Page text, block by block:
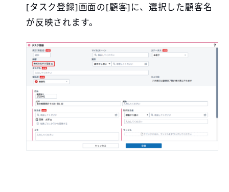
[タスク登録]画面の[顧客]に、選択した顧客名
が反映されます。